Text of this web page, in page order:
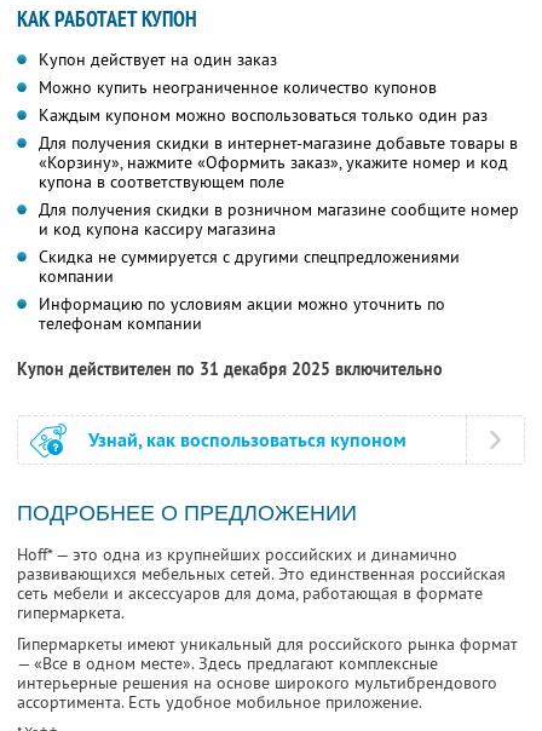
КАК РАБОТАЕТ КУПОН
Купон действует на один заказ
Можно купить неограниченное количество купонов
Каждым купоном можно воспользоваться только один раз
Для получения скидки в интернет-магазине добавьте товары в
«Корзину», нажмите «Оформить заказ», укажите номер и код
купона в соответствующем поле
Для получения скидки в розничном магазине сообщите номер
и код купона кассиру магазина
Скидка не суммируется с другими спецпредложениями
компании
Информацию по условиям акции можно уточнить по
телефонам компании
Купон действителен по 31 декабря 2025 включительно
Узнай, как воспользоваться купоном
ПОДРОБНЕЕ О ПРЕДЛОЖЕНИИ
Hoff* — это одна из крупнейших российских и динамично
развивающихся мебельных сетей. Это единственная российская
сеть мебели и аксессуаров для дома, работающая в формате
гипермаркета.
Гипермаркеты имеют уникальный для российского рынка формат
— «Все в одном месте». Здесь предлагают комплексные
интерьерные решения на основе широкого мультибрендового
ассортимента. Есть удобное мобильное приложение.